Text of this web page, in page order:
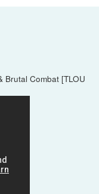
Brutal Combat [TLOU